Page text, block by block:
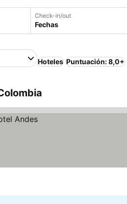
Check-in/out
Fechas
Hoteles Puntuación: 8,0+